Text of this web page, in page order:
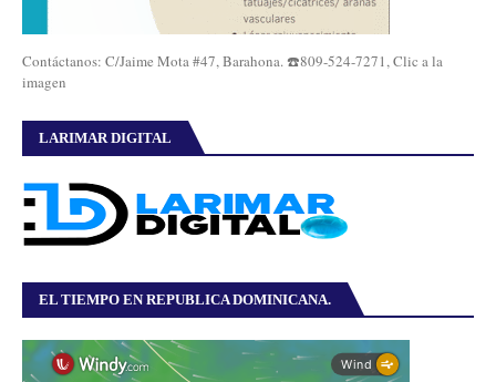
Contáctanos: C/Jaime Mota #47, Barahona. ☎️809-524-7271, Clic a la
imagen
LARIMAR DIGITAL
EL TIEMPO EN REPUBLICA DOMINICANA.